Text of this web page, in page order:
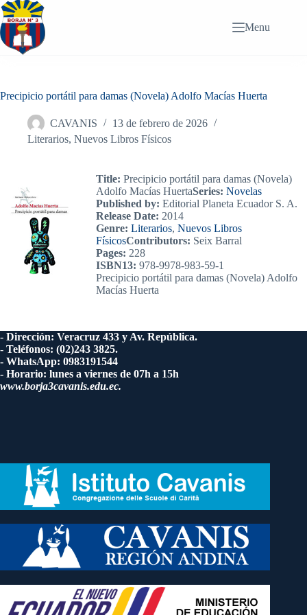
Saltar
al
contenido
Menu
Precipicio portátil para damas (Novela) Adolfo Macías Huerta
CAVANIS
13 de febrero de 2026
Literarios, Nuevos Libros Físicos
Title: Precipicio portátil para damas (Novela)
Adolfo Macías HuertaSeries: Novelas
Published by: Editorial Planeta Ecuador S. A.
Release Date: 2014
Genre: Literarios, Nuevos Libros
FísicosContributors: Seix Barral
Pages: 228
ISBN13: 978-9978-983-59-1
Precipicio portátil para damas (Novela) Adolfo
Macías Huerta
- Dirección: Veracruz 433 y Av. República.
- Teléfonos: (02)243 3825.
- WhatsApp: 0983191544
- Horario: lunes a viernes de 07h a 15h
www.borja3cavanis.edu.ec.